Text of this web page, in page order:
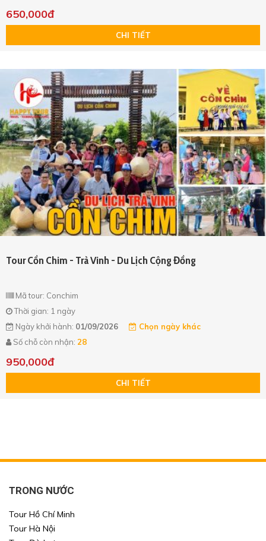
650,000đ
CHI TIẾT
Tour Cồn Chim - Trà Vinh - Du Lịch Cộng Đồng
Mã tour: Conchim
Thời gian: 1 ngày
Ngày khởi hành: 01/09/2026
Chọn ngày khác
Số chỗ còn nhận: 28
950,000đ
CHI TIẾT
TRONG NƯỚC
Tour Hồ Chí Minh
Tour Hà Nội